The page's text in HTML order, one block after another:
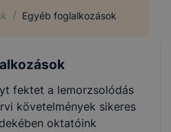
/ Egyéb foglalkozások
fektet a lemorzsolódás
követelmények sikeres
oktatóink